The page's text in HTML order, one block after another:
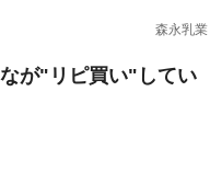
森永乳業
が"リピ買い"してい